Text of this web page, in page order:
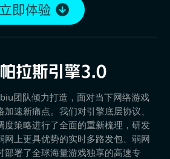
团队倾力打造，面对当下网络游戏
速新痛点。我们对引擎底层协议、
度策略进行了全面的重新梳理，研发
网上更具优势的实时多路发包、弱网
部署了全球海量游戏独享的高速专